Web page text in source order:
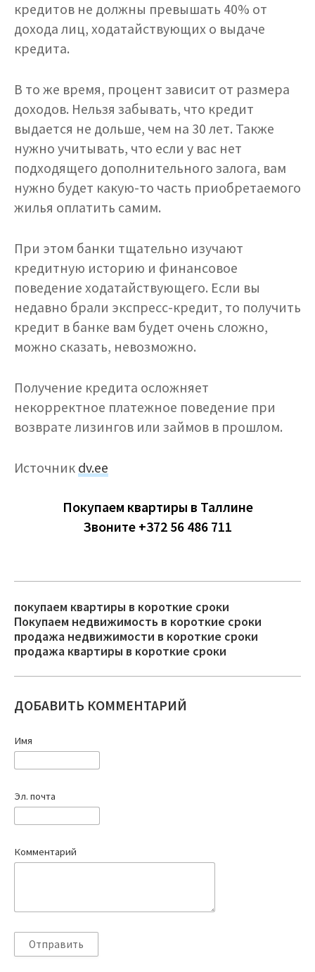
кредитов не должны превышать 40% от
дохода лиц, ходатайствующих о выдаче
кредита.
В то же время, процент зависит от размера
доходов. Нельзя забывать, что кредит
выдается не дольше, чем на 30 лет. Также
нужно учитывать, что если у вас нет
подходящего дополнительного залога, вам
нужно будет какую-то часть приобретаемого
жилья оплатить самим.
При этом банки тщательно изучают
кредитную историю и финансовое
поведение ходатайствующего. Если вы
недавно брали экспресс-кредит, то получить
кредит в банке вам будет очень сложно,
можно сказать, невозможно.
Получение кредита осложняет
некорректное платежное поведение при
возврате лизингов или займов в прошлом.
Источник dv.ee
Покупаем квартиры в Таллине
Звоните +372 56 486 711
покупаем квартиры в короткие сроки
Покупаем недвижимость в короткие сроки
продажа недвижимости в короткие сроки
продажа квартиры в короткие сроки
ДОБАВИТЬ КОММЕНТАРИЙ
Имя
Эл. почта
Комментарий